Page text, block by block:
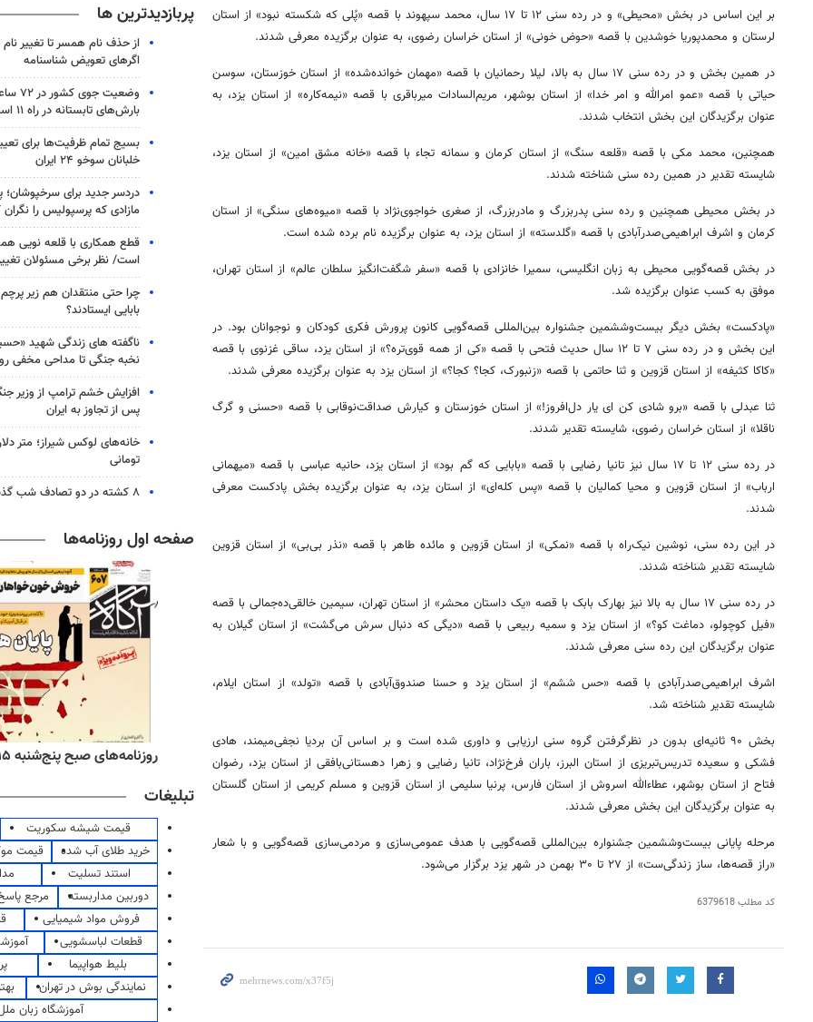
بر این اساس در بخش «محیطی» و در رده سنی ۱۲ تا ۱۷ سال، محمد سپهوند با قصه «پُلی که شکسته نبود» از استان
لرستان و محمدپوریا خوشدین با قصه «حوض خونی» از استان خراسان رضوی، به عنوان برگزیده معرفی شدند.
در همین بخش و در رده سنی ۱۷ سال به بالا، لیلا رحمانیان با قصه «مهمان خوانده‌شده» از استان خوزستان، سوسن
حیاتی با قصه «عمو امرالله و امر خدا» از استان بوشهر، مریم‌السادات میرباقری با قصه «نیمه‌کاره» از استان یزد، به
عنوان برگزیدگان این بخش انتخاب شدند.
همچنین، محمد مکی با قصه «قلعه سنگ» از استان کرمان و سمانه تجاء با قصه «خانه مشق امین» از استان یزد،
شایسته تقدیر در همین رده سنی شناخته شدند.
در بخش محیطی همچنین و رده سنی پدربزرگ و مادربزرگ، از صغری خواجوی‌نژاد با قصه «میوه‌های سنگی» از استان
کرمان و اشرف ابراهیمی‌صدرآبادی با قصه «گلدسته» از استان یزد، به عنوان برگزیده نام برده شده است.
در بخش قصه‌گویی محیطی به زبان انگلیسی، سمیرا خانزادی با قصه «سفر شگفت‌انگیز سلطان عالم» از استان تهران،
موفق به کسب عنوان برگزیده شد.
«پادکست» بخش دیگر بیست‌وششمین جشنواره بین‌المللی قصه‌گویی کانون پرورش فکری کودکان و نوجوانان بود. در
این بخش و در رده سنی ۷ تا ۱۲ سال حدیث فتحی با قصه «کی از همه قوی‌تره؟» از استان یزد، ساقی غزنوی با قصه
«کاکا کثیفه» از استان قزوین و ثنا حاتمی با قصه «زنبورک، کجا؟ کجا؟» از استان یزد به عنوان برگزیده معرفی شدند.
ثنا عبدلی با قصه «برو شادی کن ای یار دل‌افروز!» از استان خوزستان و کیارش صداقت‌نوقابی با قصه «حسنی و گرگ
ناقلا» از استان خراسان رضوی، شایسته تقدیر شدند.
در رده سنی ۱۲ تا ۱۷ سال نیز تانیا رضایی با قصه «بابایی که گم بود» از استان یزد، حانیه عباسی با قصه «میهمانی
ارباب» از استان قزوین و محیا کمالیان با قصه «پس کله‌ای» از استان یزد، به عنوان برگزیده بخش پادکست معرفی
شدند.
در این رده سنی، نوشین نیک‌راه با قصه «نمکی» از استان قزوین و مائده طاهر با قصه «نذر بی‌بی» از استان قزوین
شایسته تقدیر شناخته شدند.
در رده سنی ۱۷ سال به بالا نیز بهارک بابک با قصه «یک داستان محشر» از استان تهران، سیمین خالقی‌ده‌جمالی با قصه
«فیل کوچولو، دماغت کو؟» از استان یزد و سمیه ربیعی با قصه «دیگی که دنبال سرش می‌گشت» از استان گیلان به
عنوان برگزیدگان این رده سنی معرفی شدند.
اشرف ابراهیمی‌صدرآبادی با قصه «حس ششم» از استان یزد و حسنا صندوق‌آبادی با قصه «تولد» از استان ایلام،
شایسته تقدیر شناخته شد.
بخش ۹۰ ثانیه‌ای بدون در نظرگرفتن گروه سنی ارزیابی و داوری شده است و بر اساس آن بردیا نجفی‌میمند، هادی
فشکی و سعیده تدریس‌تبریزی از استان البرز، باران فرخ‌نژاد، تانیا رضایی و زهرا دهستانی‌بافقی از استان یزد، رضوان
فتاح از استان بوشهر، عطاءالله اسروش از استان فارس، پرنیا سلیمی از استان قزوین و مسلم کریمی از استان گلستان
به عنوان برگزیدگان این بخش معرفی شدند.
مرحله پایانی بیست‌وششمین جشنواره بین‌المللی قصه‌گویی با هدف عمومی‌سازی و مردمی‌سازی قصه‌گویی و با شعار
«راز قصه‌ها، ساز زندگی‌ست» از ۲۷ تا ۳۰ بهمن در شهر یزد برگزار می‌شود.
کد مطلب6379618
پربازدیدترین ها
از حذف نام همسر تا تغییر نام
اگرهای تعویض شناسنامه
وضعیت
بارش‌های تابستانه در راه ۱۱ استان
بسیج تمام ظرفیت‌ها برای
خلبانان سوخو ۲۴ ایران
دردسر جدید برای سرخپوشان؛
مازادی که پرسپولیس را نگران
قطع همکاری با قلعه نویی
است/ نظر برخی مسئولان
چرا حتی منتقدان هم زیر
بابایی ایستادند؟
ناگفته های زندگی شهید
نخبه جنگی تا مداحی مخفی
افزایش خشم ترامپ از وزیر
پس از تجاوز به ایران
خانه‌های لوکس شیراز؛ متر
تومانی
۸ کشته در دو تصادف شب گذشته
صفحه اول روزنامه‌ها
روزنامه‌های ورزشی پنج‌شنبه ۱۵ مرداد ۱۴۰۵ روزنامه‌های اقتصادی پنج‌شنبه ۱۵ مرداد ۱۴۰۵ روزنامه‌های صبح پنج‌شنبه ۱۵ مرداد ۱۴۰۵
تبلیغات
قیمت شیشه سکوریت
خرید طلای آب شده
قیمت
استند تسلیت
دوربین مداربسته
مرجع
فروش مواد شیمیایی
قطعات لباسشویی
بلیط هواپیما
نمایندگی بوش در تهران
آموزشگاه زبان